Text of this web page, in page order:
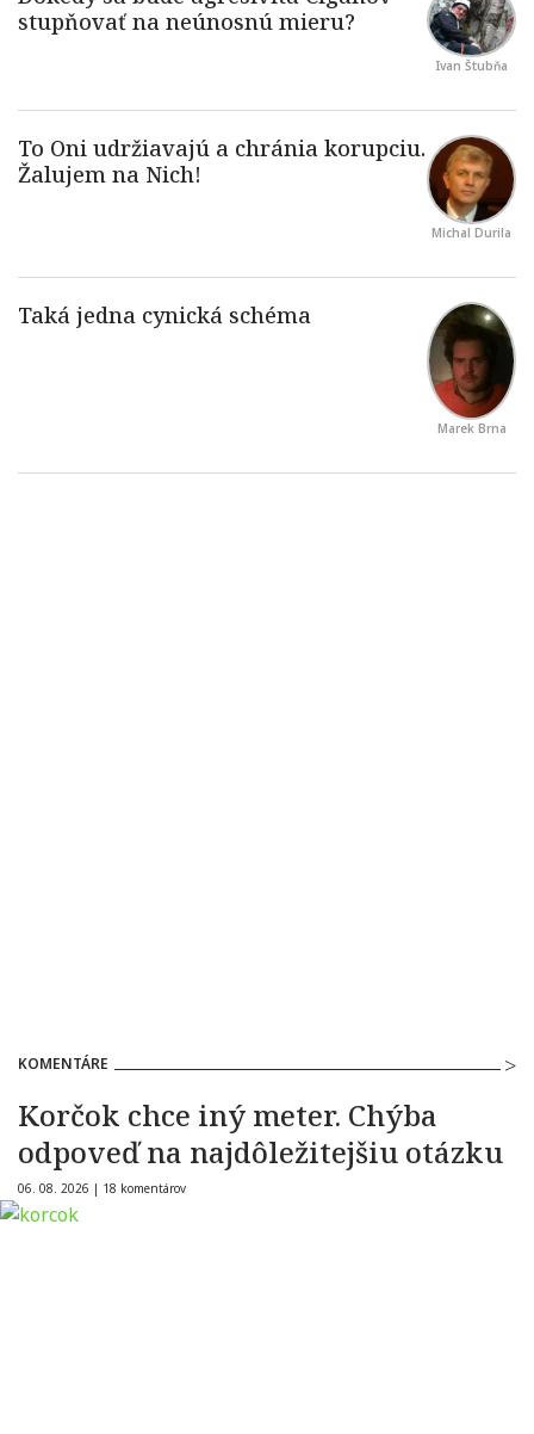
Ivan Štubňa
Michal Durila
Marek Brna
KOMENTÁRE
Korčok chce iný meter. Chýba
odpoveď na najdôležitejšiu otázku
06. 08. 2026 | 18 komentárov